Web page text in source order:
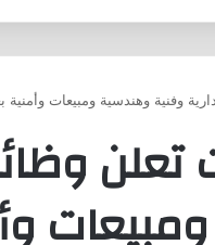
وفنية وهندسية ومبيعات وأمنية
تعلن